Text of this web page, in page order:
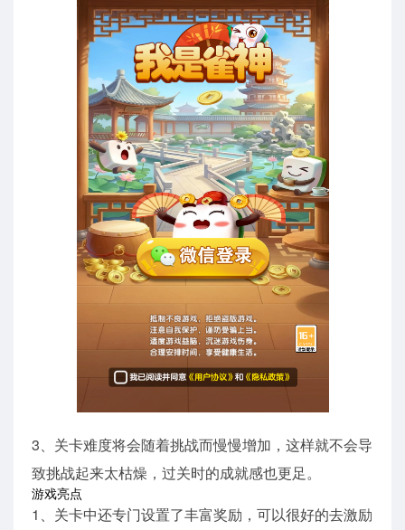
3、关卡难度将会随着挑战而慢慢增加，这样就不会导
致挑战起来太枯燥，过关时的成就感也更足。
游戏亮点
1、关卡中还专门设置了丰富奖励，可以很好的去激励